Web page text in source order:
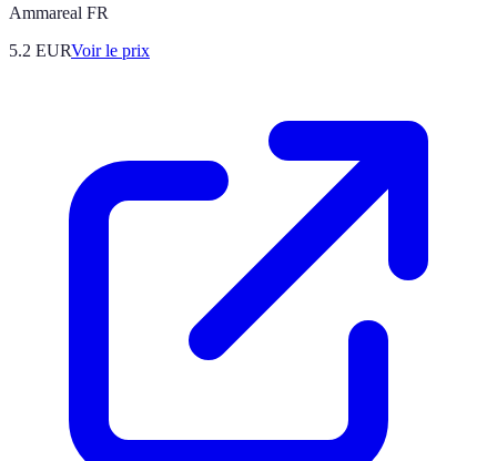
Ammareal FR
5.2 EURVoir le prix